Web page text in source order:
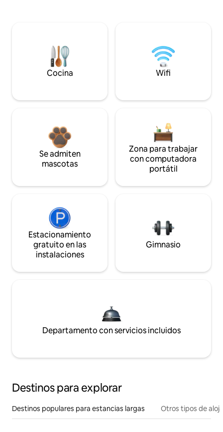
Cocina Wifi
Se admiten
mascotas
Zona para trabajar
con computadora
portátil
Estacionamiento
gratuito en las
instalaciones
Gimnasio
Departamento con servicios incluidos
Destinos para explorar
Destinos populares para estancias largas Otros tipos de